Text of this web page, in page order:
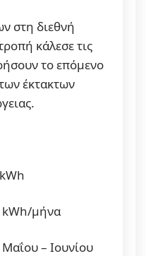
στη διεθνή
κάλεσε τις
το επόμενο
έκτακτων
μήνα
– Ιουνίου